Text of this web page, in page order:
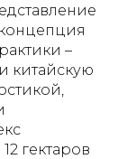
–
китайскую
гектаров